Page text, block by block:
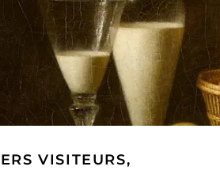
VISITEURS,
chargée de mission auprès du